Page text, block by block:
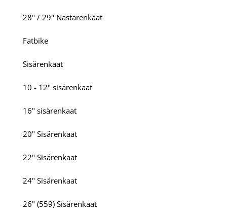
28" / 29" Nastarenkaat
Fatbike
Sisärenkaat
10 - 12" sisärenkaat
16" sisärenkaat
20" Sisärenkaat
22" Sisärenkaat
24" Sisärenkaat
26" (559) Sisärenkaat